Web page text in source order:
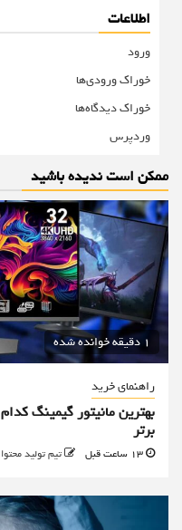
اطلاعات
ورود
خوراک ورودی‌ها
خوراک دیدگاه‌ها
وردپرس
ممکن است ندیده باشید
1 دقیقه خوانده شده
راهنمای خرید
برتر
تیم تولید محتوا